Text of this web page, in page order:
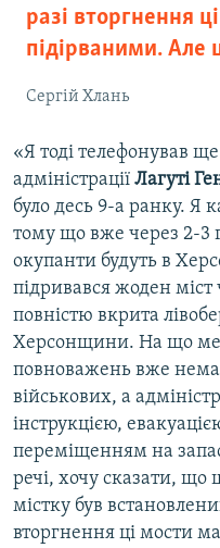
разі вторгнення
підірваними. Але
Сергій Хлань
«Я тоді телефонував ще
адміністрації Лагуті
було десь 9-а ранку. Я
тому що вже через 2-
окупанти будуть в
підривався жоден
повністю вкрита
Херсонщини. На що
повноважень вже
військових, а
інструкцією,
переміщенням на
речі, хочу сказати,
містку був
вторгнення ці мости